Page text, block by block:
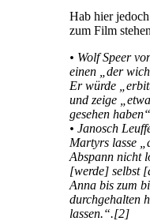
Hab hier
zum Film
• Wolf Speer
einen „der
Er würde
und zeige
gesehen
• Janosch
Martyrs lasse
Abspann nicht
[werde] selbst
Anna bis zum
durchgehalten
lassen.“.[2]